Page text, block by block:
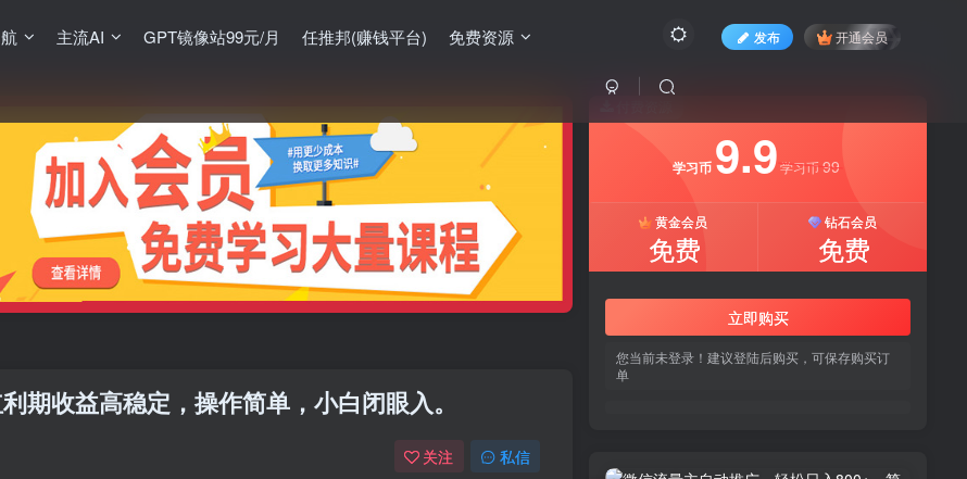
主流AI GPT镜像站99元/月 任推邦(赚钱平台) 免费资源 发布 开通会员
期收益高稳定，操作简单，小白闭眼入。
关注 私信
学习币 9.9学习币99
黄金会员
免费
钻石会员
免费
立即购买
您当前未登录！建议登陆后购买，可保存购买订
单